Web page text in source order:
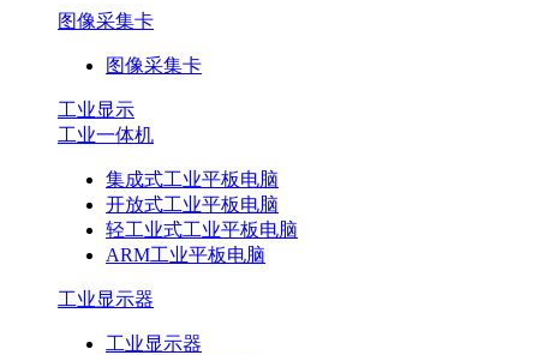
图像采集卡
图像采集卡
工业显示
工业一体机
集成式工业平板电脑
开放式工业平板电脑
轻工业式工业平板电脑
ARM工业平板电脑
工业显示器
工业显示器